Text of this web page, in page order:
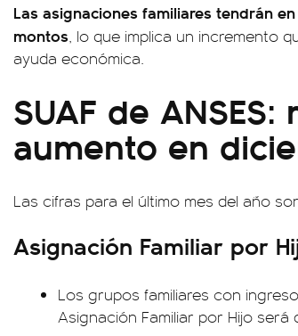
Las asignaciones familiares tendrán
montos, lo que implica un incremento
ayuda económica.
SUAF de
aumento en
Las cifras para el último mes del año
Asignación Familiar por
Los grupos familiares con
Asignación Familiar por Hijo será